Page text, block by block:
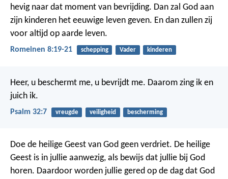
hevig naar dat moment van bevrijding. Dan zal God aan
zijn kinderen het eeuwige leven geven. En dan zullen zij
voor altijd op aarde leven.
Romeinen 8:19-21 schepping Vader kinderen
Heer, u beschermt me, u bevrijdt me. Daarom zing ik en
juich ik.
Psalm 32:7 vreugde veiligheid bescherming
Doe de heilige Geest van God geen verdriet. De heilige
Geest is in jullie aanwezig, als bewijs dat jullie bij God
horen. Daardoor worden jullie gered op de dag dat God